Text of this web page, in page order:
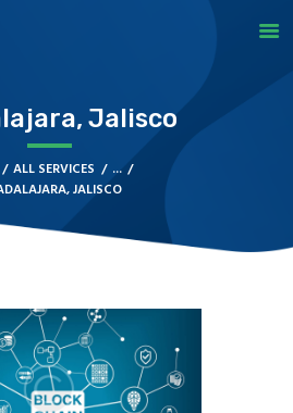
Jalisco
ALL SERVICES
...
JALISCO